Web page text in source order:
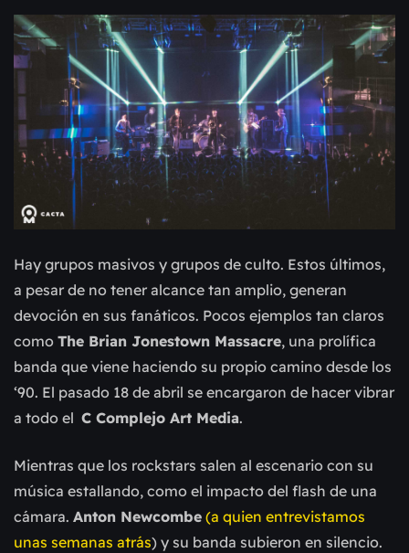
Hay grupos masivos y grupos de culto. Estos últimos,
a pesar de no tener alcance tan amplio, generan
devoción en sus fanáticos. Pocos ejemplos tan claros
como The Brian Jonestown Massacre, una prolífica
banda que viene haciendo su propio camino desde los
‘90. El pasado 18 de abril se encargaron de hacer vibrar
a todo el C Complejo Art Media.
Mientras que los rockstars salen al escenario con su
música estallando, como el impacto del flash de una
cámara. Anton Newcombe (a quien entrevistamos
unas semanas atrás) y su banda subieron en silencio.